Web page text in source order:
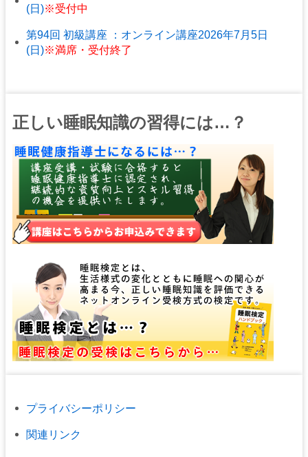
(日)※受付中
第94回 初級講座 ：オンライン講座2026年7月5日
(日)※満席・受付終了
正しい睡眠知識の習得には…？
プライバシーポリシー
関連リンク